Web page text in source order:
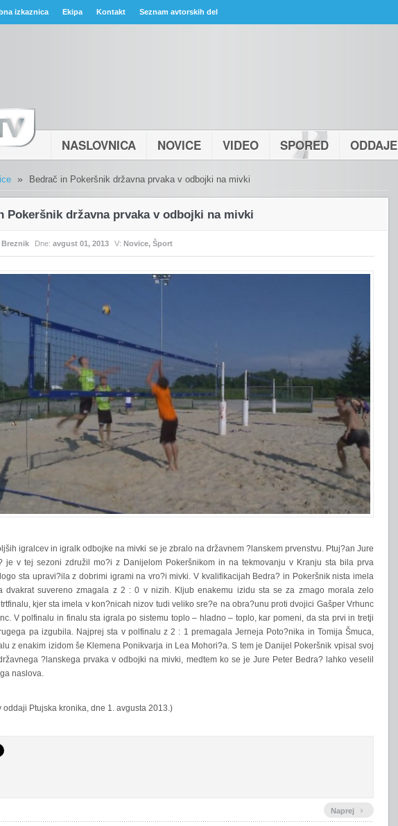
izkaznica Ekipa Kontakt Seznam avtorskih del
NASLOVNICA NOVICE VIDEO SPORED ODDAJE
» Bedrač in Pokeršnik državna prvaka v odbojki na mivki
Pokeršnik državna prvaka v odbojki na mivki
Breznik Dne: avgust 01, 2013 V: Novice, Šport
igralcev in igralk odbojke na mivki se je zbralo na državnem ?lanskem prvenstvu. Ptuj?an Jure
je v tej sezoni združil mo?i z Danijelom Pokeršnikom in na tekmovanju v Kranju sta bila prva
sta upravi?ila z dobrimi igrami na vro?i mivki. V kvalifikacijah Bedra? in Pokeršnik nista imela
dvakrat suvereno zmagala z 2 : 0 v nizih. Kljub enakemu izidu sta se za zmago morala zelo
kjer sta imela v kon?nicah nizov tudi veliko sre?e na obra?unu proti dvojici Gašper Vrhunc
V polfinalu in finalu sta igrala po sistemu toplo – hladno – toplo, kar pomeni, da sta prvi in tretji
pa izgubila. Najprej sta v polfinalu z 2 : 1 premagala Jerneja Poto?nika in Tomija Šmuca,
z enakim izidom še Klemena Ponikvarja in Lea Mohori?a. S tem je Danijel Pokeršnik vpisal svoj
?lanskega prvaka v odbojki na mivki, medtem ko se je Jure Peter Bedra? lahko veselil
naslova.
oddaji Ptujska kronika, dne 1. avgusta 2013.)
Naprej ›